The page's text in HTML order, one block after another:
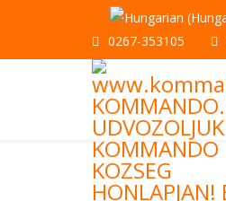
0267-353105